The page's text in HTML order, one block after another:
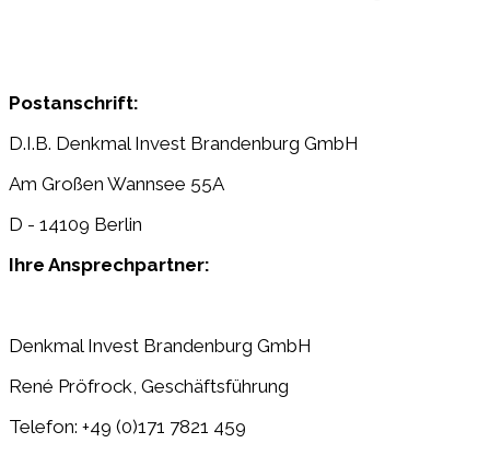
Postanschrift:
D.I.B. Denkmal Invest Brandenburg GmbH
Am Großen Wannsee 55A
D - 14109 Berlin
Ihre Ansprechpartner:
Denkmal Invest Brandenburg GmbH
René Pröfrock, Geschäftsführung
Telefon: +49 (0)171 7821 459